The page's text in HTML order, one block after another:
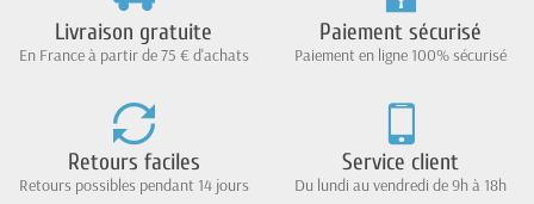
Livraison gratuite
En France à partir de 75 € d'achats
Paiement sécurisé
Paiement en ligne 100% sécurisé
Retours faciles
Retours possibles pendant 14 jours
Service client
Du lundi au vendredi de 9h à 18h